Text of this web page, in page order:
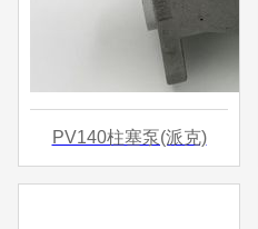
PV140柱塞泵(派克)